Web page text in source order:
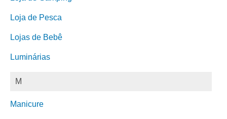
Loja de Pesca
Lojas de Bebê
Luminárias
M
Manicure